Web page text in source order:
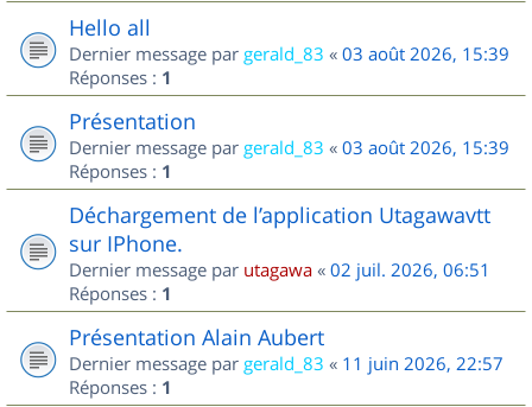
Hello all
Dernier message par gerald_83 « 03 août 2026, 15:39
Réponses : 1
Présentation
Dernier message par gerald_83 « 03 août 2026, 15:39
Réponses : 1
Déchargement de l’application Utagawavtt
sur IPhone.
Dernier message par utagawa « 02 juil. 2026, 06:51
Réponses : 1
Présentation Alain Aubert
Dernier message par gerald_83 « 11 juin 2026, 22:57
Réponses : 1